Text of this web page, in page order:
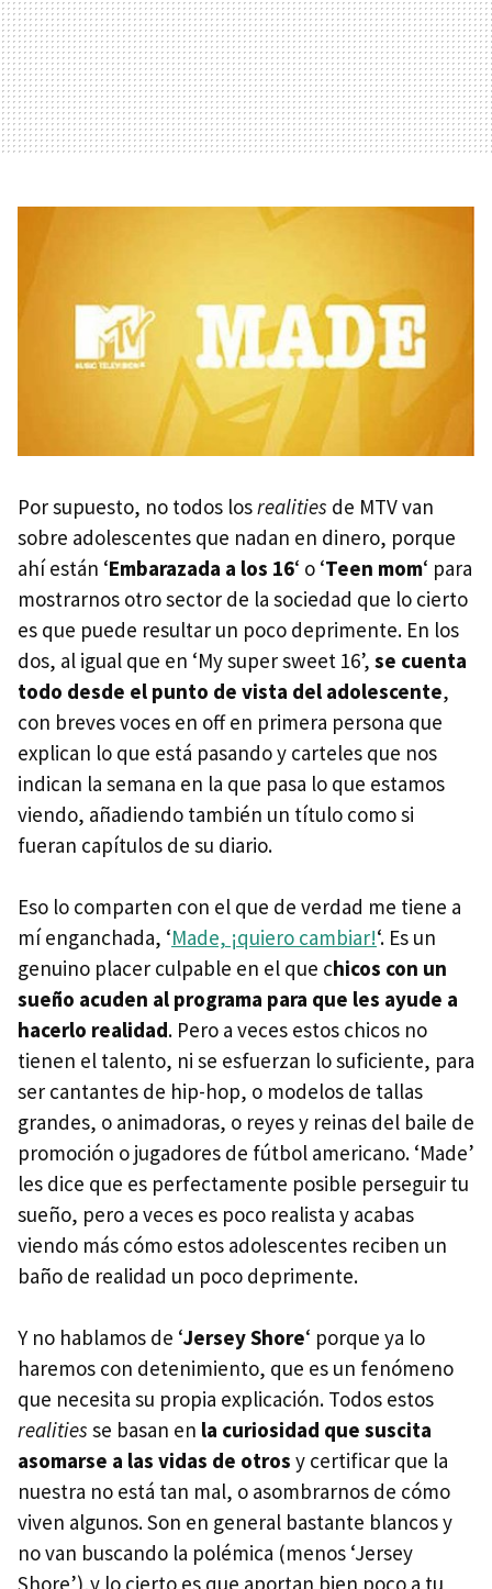
Por supuesto, no todos losrealities de MTVvan
sobre adolescentes que nadan en dinero, porque
ahí están ‘Embarazada a los 16‘ o ‘Teen mom‘ para
mostrarnos otro sector de la sociedad que lo cierto
es que puede resultar un poco deprimente. En los
dos, al igual que en ‘My super sweet 16’, se cuenta
todo desde el punto de vista del adolescente,
con breves voces en off en primera persona que
explican lo que está pasando y carteles que nos
indican la semana en la que pasa lo que estamos
viendo, añadiendo también un título como si
fueran capítulos de su diario.
Eso lo comparten con el que de verdad me tiene a
mí enganchada, ‘Made, ¡quiero cambiar!‘. Es un
genuino placer culpable en el que chicos con un
sueño acuden al programa para que les ayude a
hacerlo realidad. Pero a veces estos chicos no
tienen el talento, ni se esfuerzan lo suficiente, para
ser cantantes de hip-hop, o modelos de tallas
grandes, o animadoras, o reyes y reinas del baile de
promoción o jugadores de fútbol americano. ‘Made’
les dice que es perfectamente posible perseguir tu
sueño, pero a veces es poco realista y acabas
viendo más cómo estos adolescentes reciben un
baño de realidad un poco deprimente.
Y no hablamos de ‘Jersey Shore‘ porque ya lo
haremos con detenimiento, que es un fenómeno
que necesita su propia explicación. Todos estos
realities se basan en la curiosidad que suscita
asomarse a las vidas de otros y certificar que la
nuestra no está tan mal, o asombrarnos de cómo
viven algunos. Son en general bastante blancos y
no van buscando la polémica (menos ‘Jersey
Shore’),y lo cierto es que aportan bien poco a tu